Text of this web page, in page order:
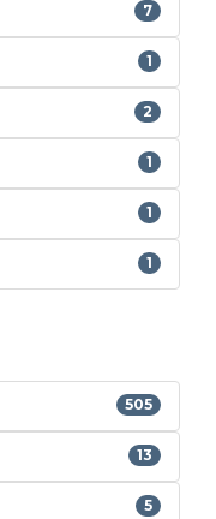
7
1
2
1
1
1
505
13
5